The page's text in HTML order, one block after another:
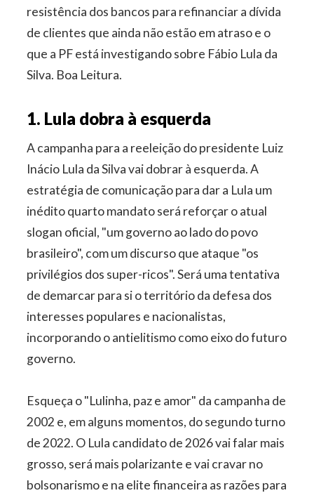
resistência dos bancos para refinanciar a dívida
de clientes que ainda não estão em atraso e o
que a PF está investigando sobre Fábio Lula da
Silva. Boa Leitura.
1. Lula dobra à esquerda
A campanha para a reeleição do presidente Luiz
Inácio Lula da Silva vai dobrar à esquerda. A
estratégia de comunicação para dar a Lula um
inédito quarto mandato será reforçar o atual
slogan oficial, "um governo ao lado do povo
brasileiro", com um discurso que ataque "os
privilégios dos super-ricos". Será uma tentativa
de demarcar para si o território da defesa dos
interesses populares e nacionalistas,
incorporando o antielitismo como eixo do futuro
governo.
Esqueça o "Lulinha, paz e amor" da campanha de
2002 e, em alguns momentos, do segundo turno
de 2022. O Lula candidato de 2026 vai falar mais
grosso, será mais polarizante e vai cravar no
bolsonarismo e na elite financeira as razões para